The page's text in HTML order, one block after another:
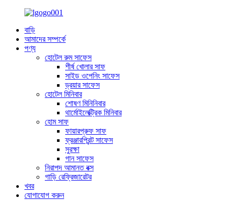
বাড়ি
আমাদের সম্পর্কে
পণ্য
হোটেল রুম সাফেস
শীর্ষ খোলার সাফ
সাইড ওপেনিং সাফেস
ড্রয়ার সাফেস
হোটেল মিনিবার
শোষণ মিনিনিবার
থার্মোইলেক্ট্রিক মিনিবার
হোম সাফ
ফায়ারপ্রুফ সাফ
ফ্রঞ্জারপ্রিন্ট সাফেস
সুরক্ষা
গান সাফেস
নিরাপদ আমানত বক্স
গাড়ি রেফ্রিজারেটর
খবর
যোগাযোগ করুন